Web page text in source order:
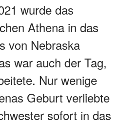
wurde das
Athena in das
von Nebraska
war auch der Tag,
Nur wenige
Geburt verliebte
sofort in das